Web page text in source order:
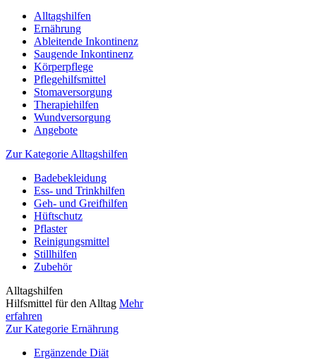
Alltagshilfen
Ernährung
Ableitende Inkontinenz
Saugende Inkontinenz
Körperpflege
Pflegehilfsmittel
Stomaversorgung
Therapiehilfen
Wundversorgung
Angebote
Zur Kategorie Alltagshilfen
Badebekleidung
Ess- und Trinkhilfen
Geh- und Greifhilfen
Hüftschutz
Pflaster
Reinigungsmittel
Stillhilfen
Zubehör
Alltagshilfen
Hilfsmittel für den Alltag Mehr
erfahren
Zur Kategorie Ernährung
Ergänzende Diät